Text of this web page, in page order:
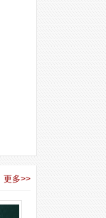
更多>>